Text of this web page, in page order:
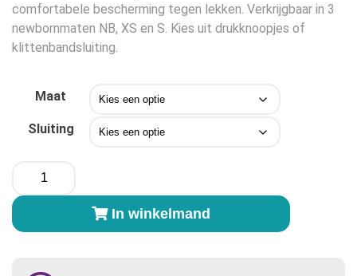
comfortabele bescherming tegen lekken. Verkrijgbaar in 3
newbornmaten NB, XS en S. Kies uit drukknoopjes of
klittenbandsluiting.
Maat
Sluiting
Thirsties
Cover
-
In winkelmand